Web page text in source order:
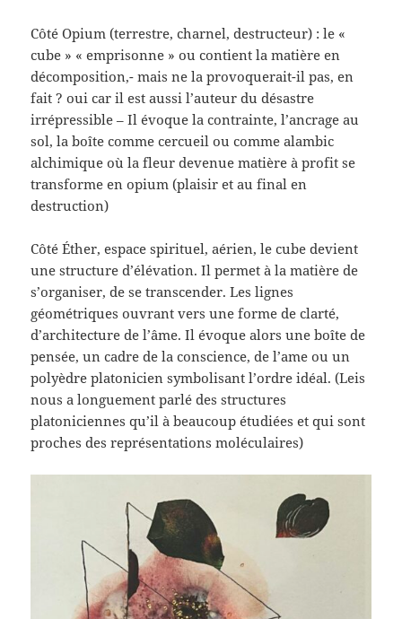
Côté Opium (terrestre, charnel, destructeur) : le «
cube » « emprisonne » ou contient la matière en
décomposition,- mais ne la provoquerait-il pas, en
fait ? oui car il est aussi l’auteur du désastre
irrépressible – Il évoque la contrainte, l’ancrage au
sol, la boîte comme cercueil ou comme alambic
alchimique où la fleur devenue matière à profit se
transforme en opium (plaisir et au final en
destruction)
Côté Éther, espace spirituel, aérien, le cube devient
une structure d’élévation. Il permet à la matière de
s’organiser, de se transcender. Les lignes
géométriques ouvrant vers une forme de clarté,
d’architecture de l’âme. Il évoque alors une boîte de
pensée, un cadre de la conscience, de l’ame ou un
polyèdre platonicien symbolisant l’ordre idéal. (Leis
nous a longuement parlé des structures
platoniciennes qu’il à beaucoup étudiées et qui sont
proches des représentations moléculaires)